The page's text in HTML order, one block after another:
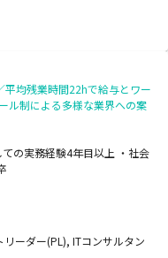
平均残業時間22hで給与とワー
ル制による多様な業界への案
の実務経験4年目以上 ・社会
ーダー(PL), ITコンサルタン